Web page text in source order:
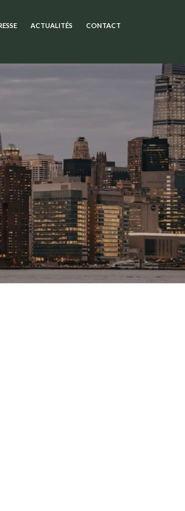
ACTUALITÉS CONTACT